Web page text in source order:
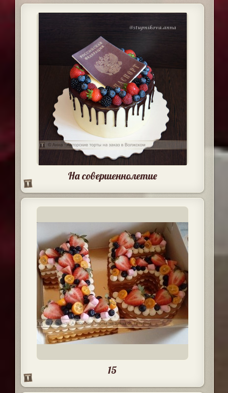
На совершеннолетие
15